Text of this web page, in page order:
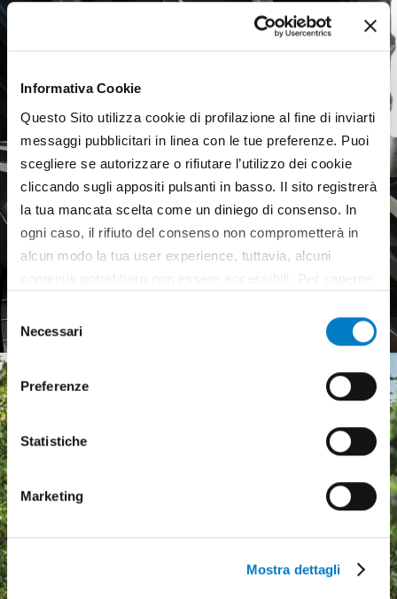
Informativa Cookie
Questo Sito utilizza cookie di profilazione al fine di inviarti
messaggi pubblicitari in linea con le tue preferenze. Puoi
scegliere se autorizzare o rifiutare l’utilizzo dei cookie
cliccando sugli appositi pulsanti in basso. Il sito registrerà
la tua mancata scelta come un diniego di consenso. In
ogni caso, il rifiuto del consenso non comprometterà in
alcun modo la tua user experience, tuttavia, alcuni
all’utilizzo di tutti, o solamente di alcuni di essi, ti
del
consenso
Necessari
Preferenze
Statistiche
Marketing
Mostra dettagli
Agricultural tyres, a weak
European market